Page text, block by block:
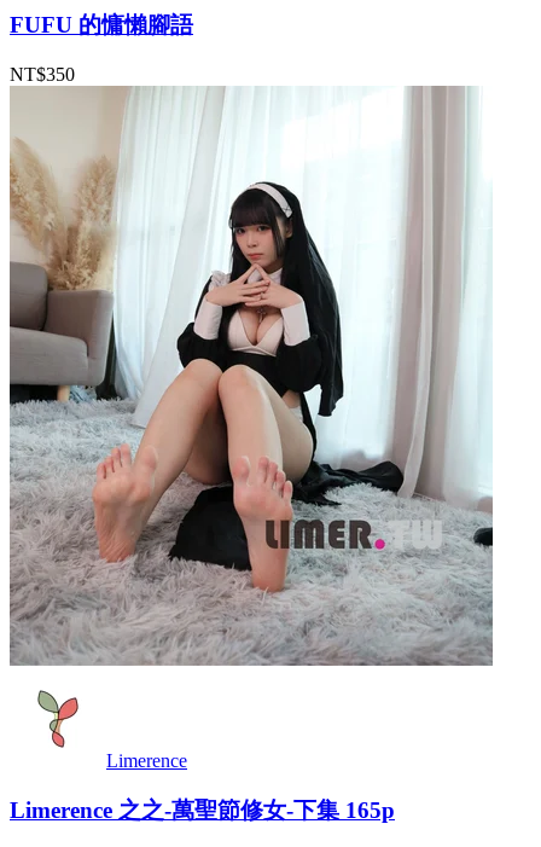
FUFU 的慵懶腳語
NT$350
Limerence
Limerence 之之-萬聖節修女-下集 165p